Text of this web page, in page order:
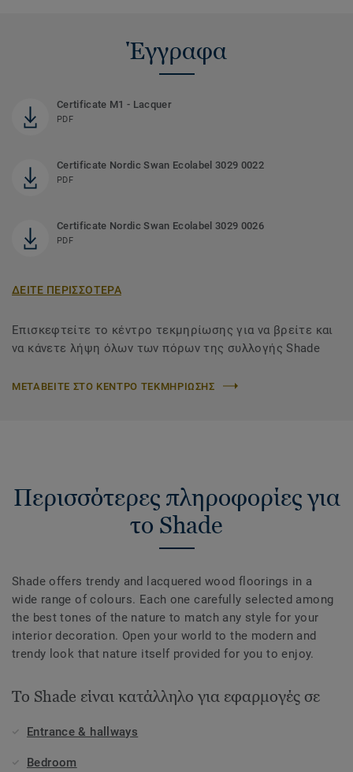
Έγγραφα
Certificate M1 - Lacquer
PDF
Certificate Nordic Swan Ecolabel 3029 0022
PDF
Certificate Nordic Swan Ecolabel 3029 0026
PDF
ΔΕΙΤΕ ΠΕΡΙΣΣΟΤΕΡΑ
Επισκεφτείτε το κέντρο τεκμηρίωσης για να βρείτε και
να κάνετε λήψη όλων των πόρων της συλλογής Shade
ΜΕΤΑΒΕΙΤΕ ΣΤΟ ΚΕΝΤΡΟ ΤΕΚΜΗΡΙΩΣΗΣ
Περισσότερες πληροφορίες για
το Shade
Shade offers trendy and lacquered wood floorings in a
wide range of colours. Each one carefully selected among
the best tones of the nature to match any style for your
interior decoration. Open your world to the modern and
trendy look that nature itself provided for you to enjoy.
Το Shade είναι κατάλληλο για εφαρμογές σε
Entrance & hallways
Bedroom